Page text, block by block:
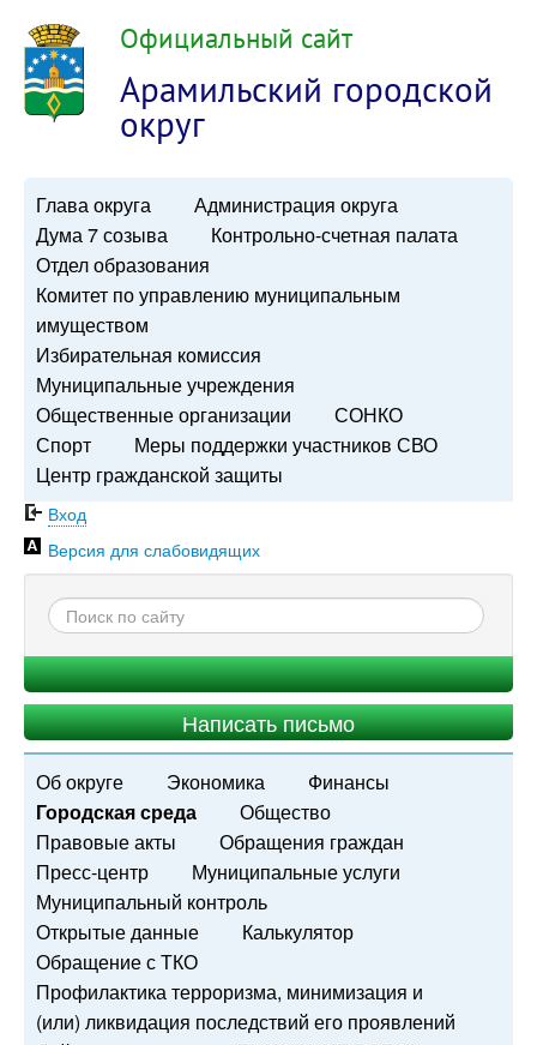
Официальный сайт
Арамильский городской
округ
Глава округа
Администрация округа
Дума 7 созыва
Контрольно-счетная палата
Отдел образования
Комитет по управлению муниципальным
имуществом
Избирательная комиссия
Муниципальные учреждения
Общественные организации
СОНКО
Спорт
Меры поддержки участников СВО
Центр гражданской защиты
Вход
Версия для слабовидящих
Написать письмо
Об округе Экономика
Финансы
Городская среда
Общество
Правовые акты
Обращения граждан
Пресс-центр
Муниципальные услуги
Муниципальный контроль
Открытые данные
Калькулятор
Обращение с ТКО
Профилактика терроризма, минимизация и
(или) ликвидация последствий его проявлений